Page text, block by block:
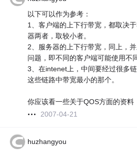
以下可以作为参考：
1、客户端的上下行带宽，都取决
器两者，取较小者。
2、服务器的上下行带宽，同上，
问题，即不同的客户端可能使用不
3、在intenet上，中间要经过很多
这些链路中带宽最小的那个。
你应该看一些关于QOS方面的资料
2007-04-21
huzhangyou